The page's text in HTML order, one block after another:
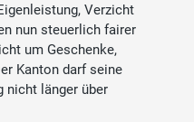
Verzicht
nun steuerlich fairer
um Geschenke,
Kanton darf seine
nicht länger über